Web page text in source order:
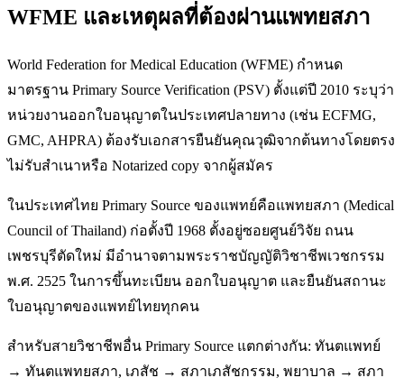
WFME และเหตุผลที่ต้องผ่านแพทยสภา
World Federation for Medical Education (WFME) กำหนด
มาตรฐาน Primary Source Verification (PSV) ตั้งแต่ปี 2010 ระบุว่า
หน่วยงานออกใบอนุญาตในประเทศปลายทาง (เช่น ECFMG,
GMC, AHPRA) ต้องรับเอกสารยืนยันคุณวุฒิจากต้นทางโดยตรง
ไม่รับสำเนาหรือ Notarized copy จากผู้สมัคร
ในประเทศไทย Primary Source ของแพทย์คือแพทยสภา (Medical
Council of Thailand) ก่อตั้งปี 1968 ตั้งอยู่ซอยศูนย์วิจัย ถนน
เพชรบุรีตัดใหม่ มีอำนาจตามพระราชบัญญัติวิชาชีพเวชกรรม
พ.ศ. 2525 ในการขึ้นทะเบียน ออกใบอนุญาต และยืนยันสถานะ
ใบอนุญาตของแพทย์ไทยทุกคน
สำหรับสายวิชาชีพอื่น Primary Source แตกต่างกัน: ทันตแพทย์
→ ทันตแพทยสภา, เภสัช → สภาเภสัชกรรม, พยาบาล → สภา